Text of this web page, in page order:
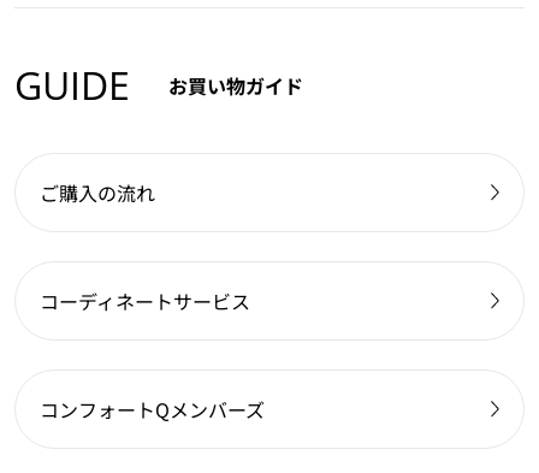
GUIDE お買い物ガイド
ご購入の流れ
コーディネートサービス
コンフォートQメンバーズ